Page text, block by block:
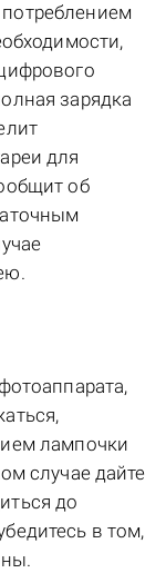
зарядка
для
об
лампочки
случае дайте
до
в том,